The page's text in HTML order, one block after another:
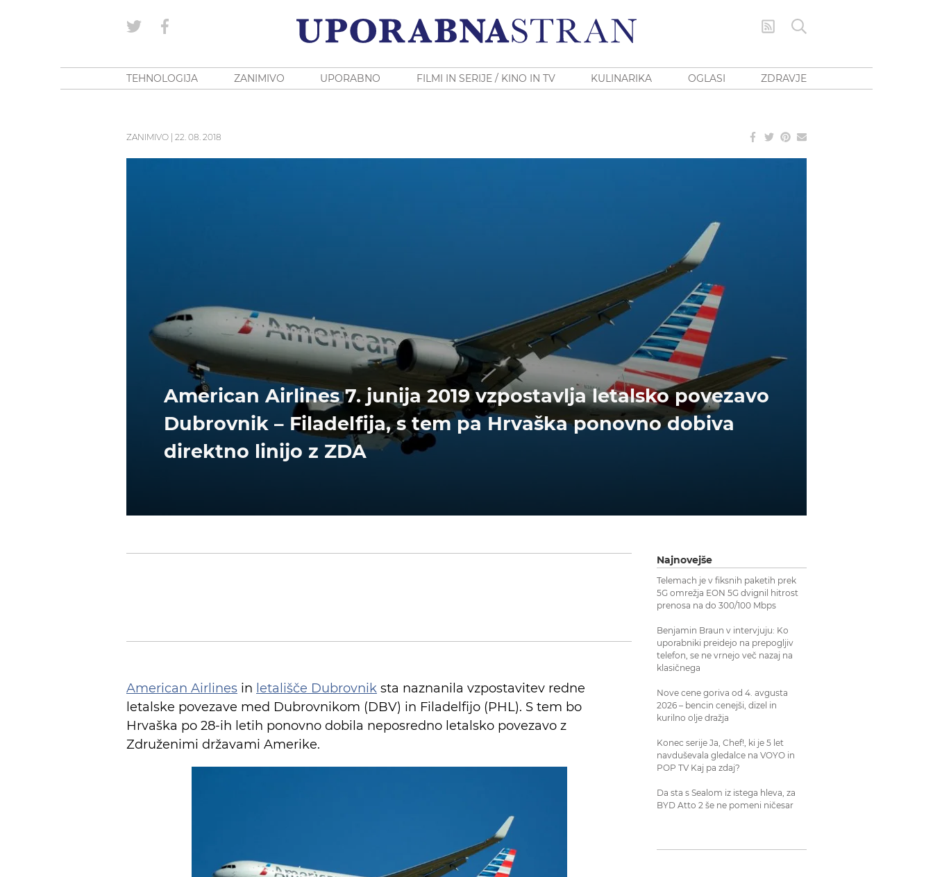
TEHNOLOGIJA ZANIMIVO UPORABNO FILMI IN SERIJE / KINO IN TV KULINARIKA OGLASI ZDRAVJE
ZANIMIVO 22. 08. 2018
American Airlines 7. junija 2019 vzpostavlja letalsko povezavo
Dubrovnik – Filadelfija, s tem pa Hrvaška ponovno dobiva
direktno linijo z ZDA
American Airlines in letališče Dubrovnik sta naznanila vzpostavitev redne
letalske povezave med Dubrovnikom (DBV) in Filadelfijo (PHL). S tem bo
Hrvaška po 28-ih letih ponovno dobila neposredno letalsko povezavo z
Združenimi državami Amerike.
Najnovejše
Telemach je v fiksnih paketih prek
5G omrežja EON 5G dvignil hitrost
prenosa na do 300/100 Mbps
Benjamin Braun v intervjuju: Ko
uporabniki preidejo na prepogljiv
telefon, se ne vrnejo več nazaj na
klasičnega
Nove cene goriva od 4. avgusta
2026 – bencin cenejši, dizel in
kurilno olje dražja
Konec serije Ja, Chef!, ki je 5 let
navduševala gledalce na VOYO in
POP TV Kaj pa zdaj?
Da sta s Sealom iz istega hleva, za
BYD Atto 2 še ne pomeni ničesar